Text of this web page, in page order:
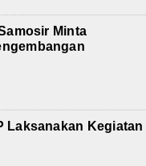
Minta
Laksanakan Kegiatan